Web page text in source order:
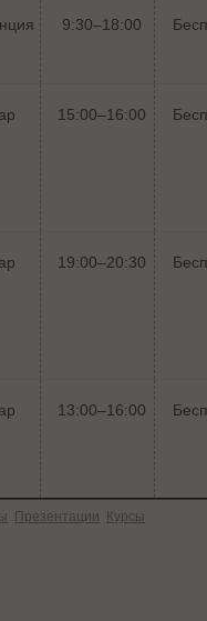
9:30–18:00
15:00–16:00
19:00–20:30
13:00–16:00
Презентации Курсы